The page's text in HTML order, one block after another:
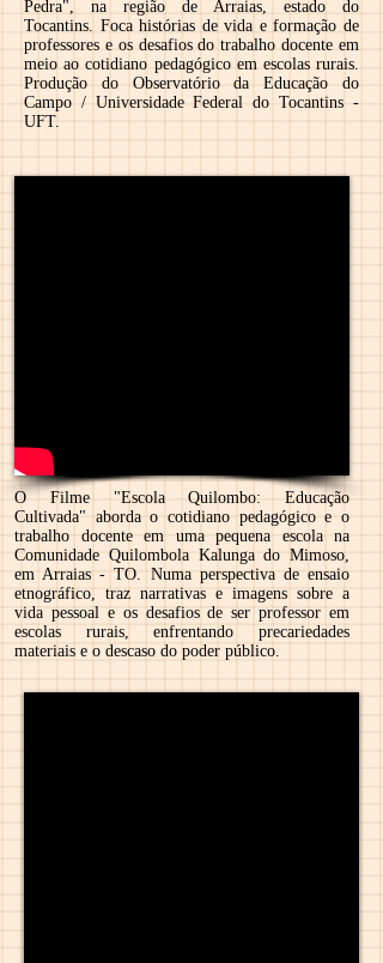
Pedra", na região de Arraias, estado do
Tocantins. Foca histórias de vida e formação de
professores e os desafios do trabalho docente em
meio ao cotidiano pedagógico em escolas rurais.
Produção do Observatório da Educação do
Campo / Universidade Federal do Tocantins -
UFT.
O Filme "Escola Quilombo: Educação
Cultivada" aborda o cotidiano pedagógico e o
trabalho docente em uma pequena escola na
Comunidade Quilombola Kalunga do Mimoso,
em Arraias - TO. Numa perspectiva de ensaio
etnográfico, traz narrativas e imagens sobre a
vida pessoal e os desafios de ser professor em
escolas rurais, enfrentando precariedades
materiais e o descaso do poder público.